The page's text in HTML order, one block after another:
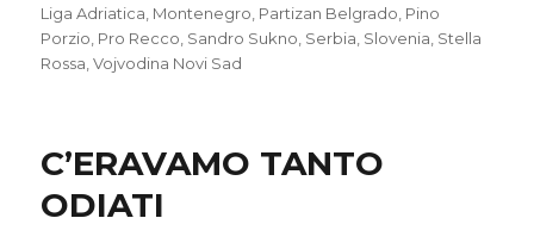
Liga Adriatica Montenegro Partizan Belgrado Pino
Porzio Pro Recco Sandro Sukno Serbia Slovenia Stella
Rossa ,Vojvodina Novi Sad
C’ERAVAMO TANTO
ODIATI